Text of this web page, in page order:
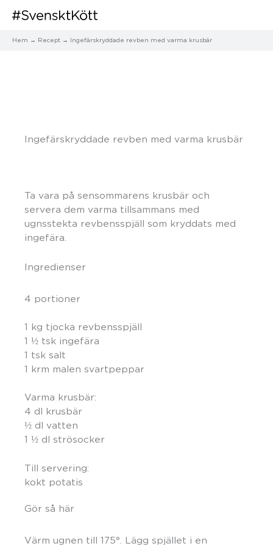
Hem Recept Ingefärskryddade revben med varma krusbär
Ingefärskryddade revben med varma krusbär
Ta vara på sensommarens krusbär och
servera dem varma tillsammans med
ugnsstekta revbensspjäll som kryddats med
ingefära.
Ingredienser
4 portioner
1 kg tjocka revbensspjäll
1 ½ tsk ingefära
1 tsk salt
1 krm malen svartpeppar
Varma krusbär:
4 dl krusbär
½ dl vatten
1 ½ dl strösocker
Till servering:
kokt potatis
Gör så här
Värm ugnen till 175°. Lägg spjället i en